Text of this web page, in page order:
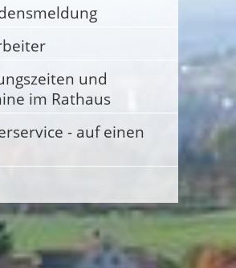
und
im Rathaus
- auf einen